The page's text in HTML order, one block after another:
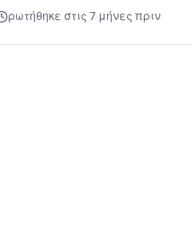
ρωτήθηκε στις 7 μήνες πριν